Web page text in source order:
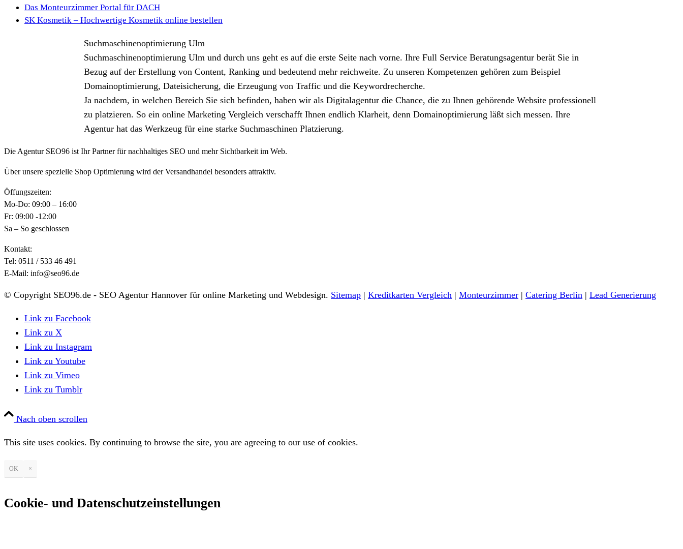
Das Monteurzimmer Portal für DACH
SK Kosmetik – Hochwertige Kosmetik online bestellen
Suchmaschinenoptimierung Ulm
Suchmaschinenoptimierung Ulm und durch uns geht es auf die erste Seite nach vorne. Ihre Full Service Beratungsagentur berät Sie in
Bezug auf der Erstellung von Content, Ranking und bedeutend mehr reichweite. Zu unseren Kompetenzen gehören zum Beispiel
Domainoptimierung, Dateisicherung, die Erzeugung von Traffic und die Keywordrecherche.
Ja nachdem, in welchen Bereich Sie sich befinden, haben wir als Digitalagentur die Chance, die zu Ihnen gehörende Website professionell
zu platzieren. So ein online Marketing Vergleich verschafft Ihnen endlich Klarheit, denn Domainoptimierung läßt sich messen. Ihre
Agentur hat das Werkzeug für eine starke Suchmaschinen Platzierung.
Die Agentur SEO96 ist Ihr Partner für nachhaltiges SEO und mehr Sichtbarkeit im Web.
Über unsere spezielle Shop Optimierung wird der Versandhandel besonders attraktiv.
Öffungszeiten:
Mo-Do: 09:00 – 16:00
Fr: 09:00 -12:00
Sa – So geschlossen
Kontakt:
Tel: 0511 / 533 46 491
E-Mail: info@seo96.de
© Copyright SEO96.de - SEO Agentur Hannover für online Marketing und Webdesign. Sitemap | Kreditkarten Vergleich | Monteurzimmer | Catering Berlin | Lead Generierung
Link zu Facebook
Link zu X
Link zu Instagram
Link zu Youtube
Link zu Vimeo
Link zu Tumblr
Nach oben scrollen
This site uses cookies. By continuing to browse the site, you are agreeing to our use of cookies.
OK ×
Cookie- und Datenschutzeinstellungen